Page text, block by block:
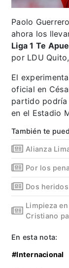
Paolo
ahora los
Liga 1 Te
por LDU
El
oficial en
partido podría
en el Estadio
También te
Alianza
Por los
Dos
Limpieza
Cristiano
En esta nota:
#Internacional